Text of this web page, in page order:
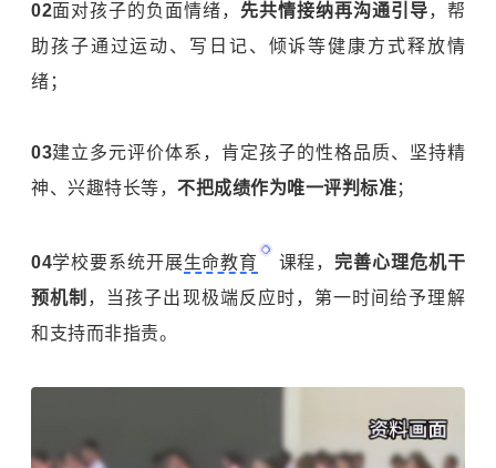
02面对孩子的负面情绪， 先共情接纳再沟通引导，帮
助孩子通过运动、写日记、倾诉等健康方式释放情
绪；
03建立多元评价体系，肯定孩子的性格品质、坚持精
神、兴趣特长等， 不把成绩作为唯一评判标准；
04学校要系统开展生命教育 课程，完善心理危机干
预机制 ，当孩子出现极端反应时，第一时间给予理解
和支持而非指责。